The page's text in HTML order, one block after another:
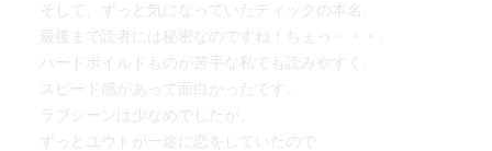
そして、ずっと気になっていたディックの本名、
最後まで読者には秘密なのですね！ちぇっ・・・。
ハードボイルドものが苦手な私でも読みやすく、
スピード感があって面白かったです。
ラブシーンは少なめでしたが、
ずっとユウトが一途に恋をしていたので